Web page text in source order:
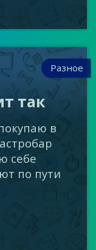
Разное
так
в
себе
по пути